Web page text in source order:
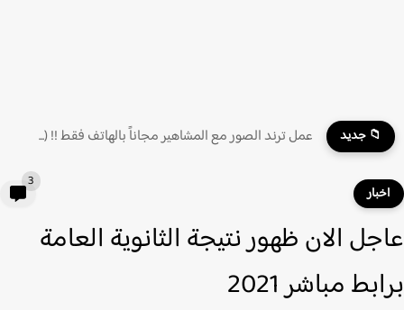
📁 جديد عمل ترند الصور مع المشاهير مجاناً بالهاتف فقط !! (...
الان ظهور نتيجة الثانوية العامة
مباشر 2021